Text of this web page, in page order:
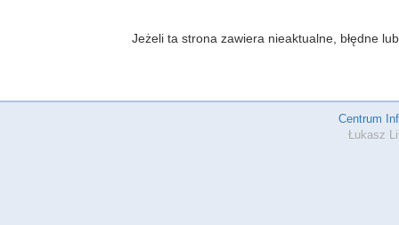
Jeżeli ta strona zawiera nieaktualne, błędne
Centrum
Łukasz